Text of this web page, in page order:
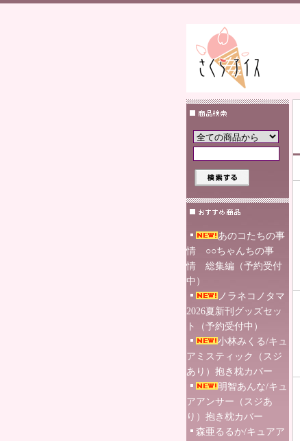
あのコたちの事
情 ○○ちゃんちの事
情 総集編（予約受付
中）
ノラネコノタマ
2026夏新刊グッズセッ
ト（予約受付中）
小林みくる/キュ
アミスティック（スジ
あり）抱き枕カバー
明智あんな/キュ
アアンサー（スジあ
り）抱き枕カバー
森亜るるか/キュアア